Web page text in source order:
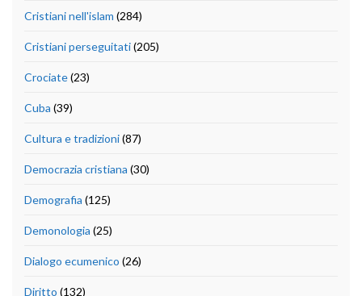
Cristiani nell'islam (284)
Cristiani perseguitati(205)
Crociate(23)
Cuba (39)
Cultura e tradizioni(87)
Democrazia cristiana (30)
Demografia (125)
Demonologia (25)
Dialogo ecumenico (26)
Diritto (132)